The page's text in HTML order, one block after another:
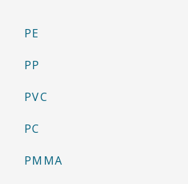
PE
PP
PVC
PC
PMMA